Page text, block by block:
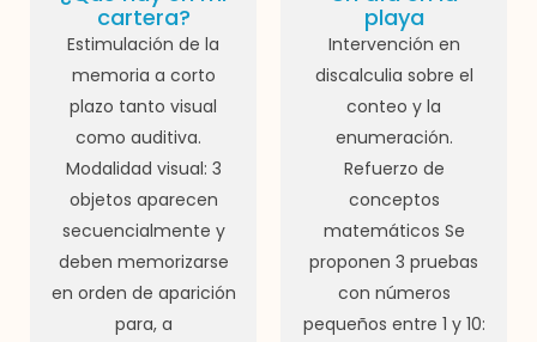
cartera?
Estimulación de la
memoria a corto
plazo tanto visual
como auditiva.
Modalidad visual: 3
objetos aparecen
secuencialmente y
deben memorizarse
en orden de aparición
para, a
playa
Intervención en
discalculia sobre el
conteo y la
enumeración.
Refuerzo de
conceptos
matemáticos Se
proponen 3 pruebas
con números
pequeños entre 1 y 10: